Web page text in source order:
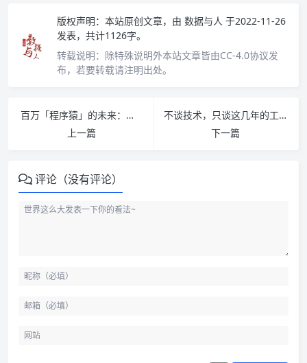
版权声明： 本站原创文章，由 数据与人 于2022-11-26
发表，共计1126字。
转载说明： 除特殊说明外本站文章皆由CC-4.0协议发
布，若要转载请注明出处。
百万「程序猿」的未来：上云，上云，还是上云
上一篇
不谈技术，只谈这几年的工作感悟
下一篇
评论（没有评论）